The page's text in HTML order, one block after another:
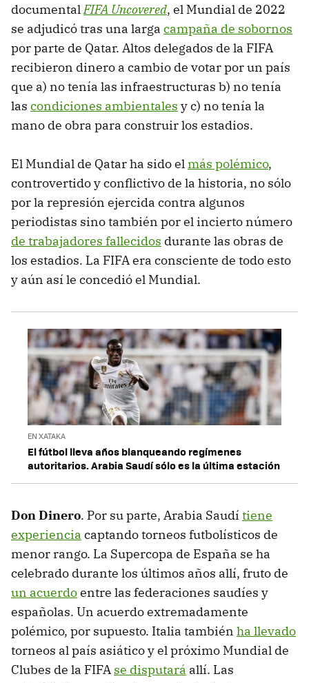
documentalFIFA Uncovered, el Mundial de 2022
se adjudicó tras una larga campaña de sobornos
por parte de Qatar. Altos delegados de la FIFA
recibieron dinero a cambio de votar por un país
que a) no tenía las infraestructuras b) no tenía
las condiciones ambientales y c) no tenía la
mano de obra para construir los estadios.
El Mundial de Qatar ha sido elmás polémico,
controvertido y conflictivo de la historia, no sólo
por la represión ejercida contra algunos
periodistas sino también por el incierto número
de trabajadores fallecidos durante las obras de
los estadios. La FIFA era consciente de todo esto
y aún así le concedió el Mundial.
EN XATAKA
El fútbol lleva años blanqueando regímenes
autoritarios. Arabia Saudí sólo es la última estación
Don Dinero. Por su parte, Arabia Saudí tiene
experiencia captando torneos futbolísticos de
menor rango. La Supercopa de España se ha
celebrado durante los últimos años allí, fruto de
un acuerdoentre las federaciones saudíes y
españolas. Un acuerdo extremadamente
polémico, por supuesto. Italia también ha llevado
torneos al país asiático y el próximo Mundial de
Clubes de la FIFA se disputará allí. Las